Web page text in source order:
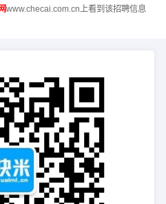
www.checai.com.cn上看到该招聘信息